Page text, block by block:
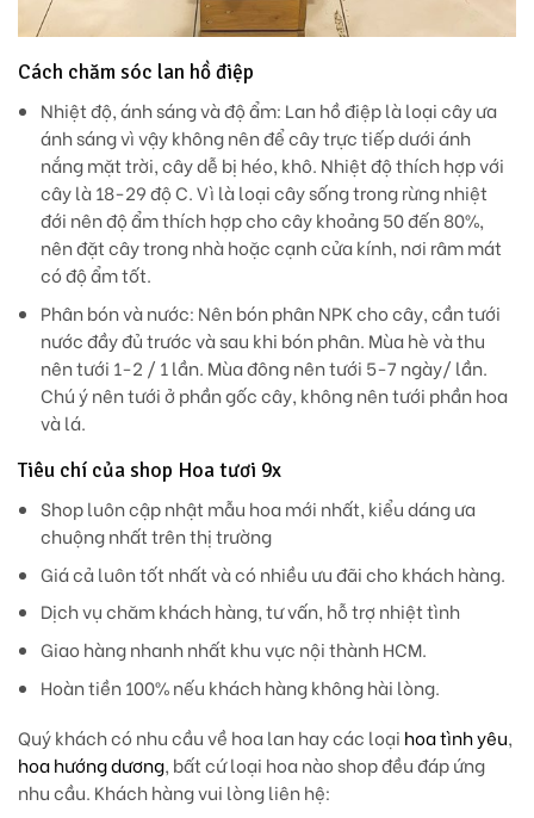
Cách chăm sóc lan hồ điệp
Nhiệt độ, ánh sáng và độ ẩm: Lan hồ điệp là loại cây ưa
ánh sáng vì vậy không nên để cây trực tiếp dưới ánh
nắng mặt trời, cây dễ bị héo, khô. Nhiệt độ thích hợp với
cây là 18-29 độ C. Vì là loại cây sống trong rừng nhiệt
đới nên độ ẩm thích hợp cho cây khoảng 50 đến 80%,
nên đặt cây trong nhà hoặc cạnh cửa kính, nơi râm mát
có độ ẩm tốt.
Phân bón và nước: Nên bón phân NPK cho cây, cần tưới
nước đầy đủ trước và sau khi bón phân. Mùa hè và thu
nên tưới 1-2 / 1 lần. Mùa đông nên tưới 5-7 ngày/ lần.
Chú ý nên tưới ở phần gốc cây, không nên tưới phần hoa
và lá.
Tiêu chí của shop Hoa tươi 9x
Shop luôn cập nhật mẫu hoa mới nhất, kiểu dáng ưa
chuộng nhất trên thị trường
Giá cả luôn tốt nhất và có nhiều ưu đãi cho khách hàng.
Dịch vụ chăm khách hàng, tư vấn, hỗ trợ nhiệt tình
Giao hàng nhanh nhất khu vực nội thành HCM.
Hoàn tiền 100% nếu khách hàng không hài lòng.
Quý khách có nhu cầu về hoa lan hay các loại hoa tình yêu,
hoa hướng dương, bất cứ loại hoa nào shop đều đáp ứng
nhu cầu. Khách hàng vui lòng liên hệ: